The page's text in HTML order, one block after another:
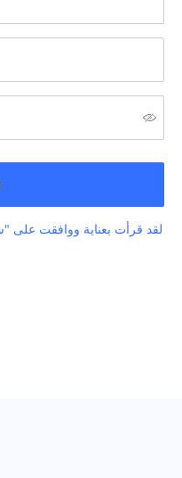
لقد قرأت بعناية ووافقت